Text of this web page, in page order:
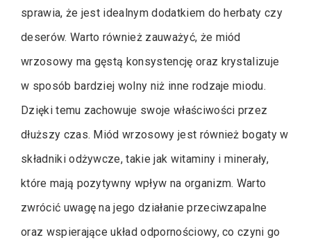
sprawia, że jest idealnym dodatkiem do herbaty czy
deserów. Warto również zauważyć, że miód
wrzosowy ma gęstą konsystencję oraz krystalizuje
w sposób bardziej wolny niż inne rodzaje miodu.
Dzięki temu zachowuje swoje właściwości przez
dłuższy czas. Miód wrzosowy jest również bogaty w
składniki odżywcze, takie jak witaminy i minerały,
które mają pozytywny wpływ na organizm. Warto
zwrócić uwagę na jego działanie przeciwzapalne
oraz wspierające układ odpornościowy, co czyni go